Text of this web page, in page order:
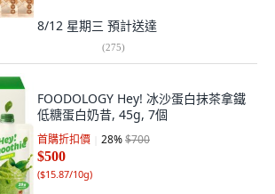
8/12 星期三 預計送達
(275)
FOODOLOGY Hey! 冰沙蛋白抹茶拿鐵
低糖蛋白奶昔, 45g, 7個
首購折扣價 28%$700
$500
($15.87/10g)